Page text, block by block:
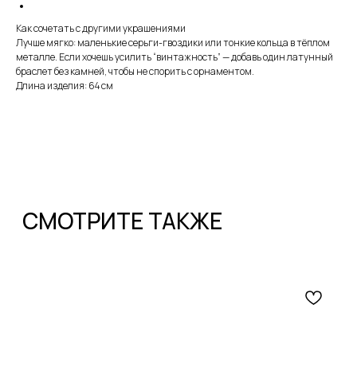
Как сочетать с другими украшениями
Лучше мягко: маленькие серьги-гвоздики или тонкие кольца в тёплом
металле. Если хочешь усилить “винтажность” — добавь один латунный
браслет без камней, чтобы не спорить с орнаментом.
Длина изделия: 64 см